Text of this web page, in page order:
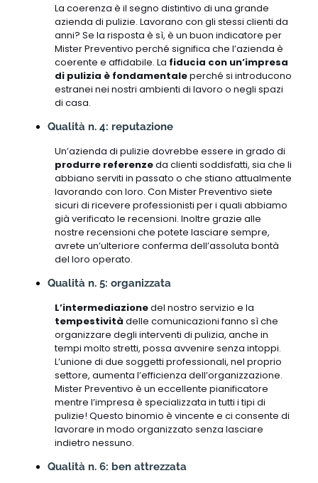
La coerenza è il segno distintivo di una grande
azienda di pulizie. Lavorano con gli stessi clienti da
anni? Se la risposta è sì, è un buon indicatore per
Mister Preventivo perché significa che l’azienda è
coerente e affidabile. La fiducia con un’impresa
di pulizia è fondamentaleperché si introducono
estranei nei nostri ambienti di lavoro o negli spazi
di casa.
Qualità n. 4: reputazione
Un’azienda di pulizie dovrebbe essere in grado di
produrre referenzeda clienti soddisfatti, sia che li
abbiano serviti in passato o che stiano attualmente
lavorando con loro. Con Mister Preventivo siete
sicuri di ricevere professionisti per i quali abbiamo
già verificato le recensioni. Inoltre grazie alle
nostre recensioni che potete lasciare sempre,
avrete un’ulteriore conferma dell’assoluta bontà
del loro operato.
Qualità n. 5: organizzata
L’intermediazionedel nostro servizio e la
tempestività delle comunicazioni fanno sì che
organizzare degli interventi di pulizia, anche in
tempi molto stretti, possa avvenire senza intoppi.
L’unione di due soggetti professionali, nel proprio
settore, aumenta l’efficienza dell’organizzazione.
Mister Preventivo è un eccellente pianificatore
mentre l’impresa è specializzata in tutti i tipi di
pulizie! Questo binomio è vincente e ci consente di
lavorare in modo organizzato senza lasciare
indietro nessuno.
Qualità n. 6: ben attrezzata